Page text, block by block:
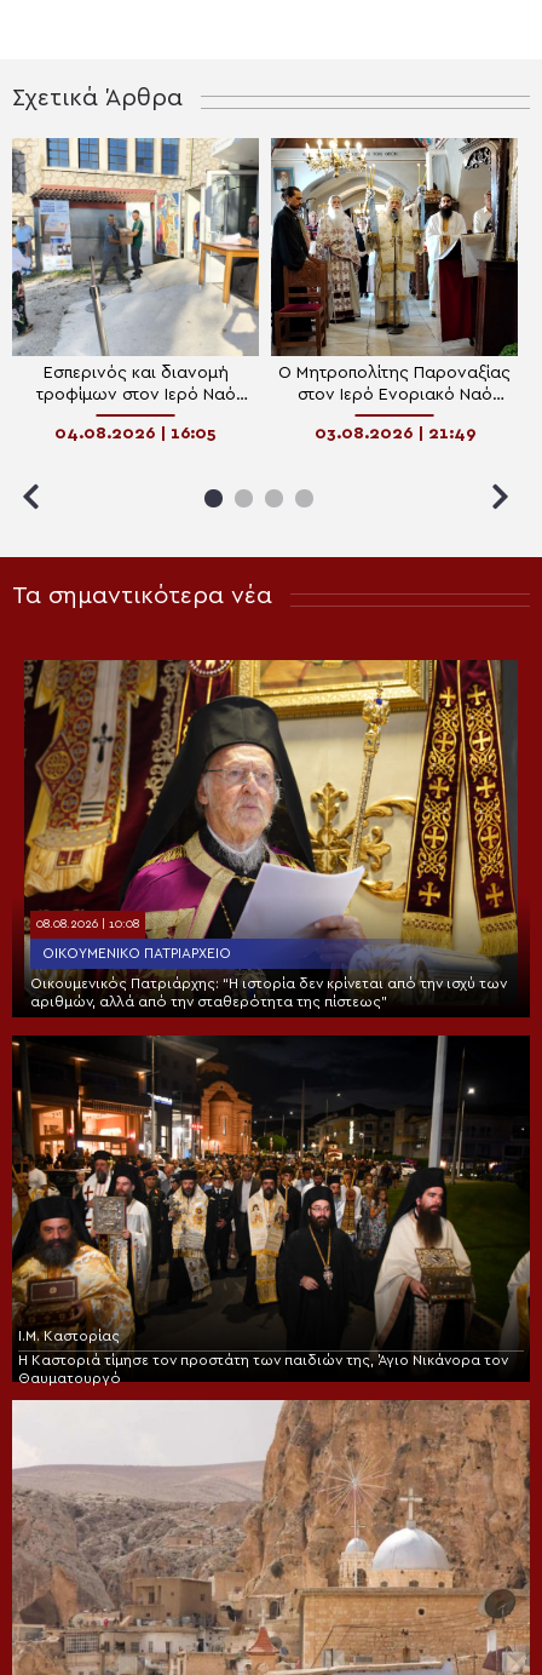
Σχετικά Άρθρα
Εσπερινός και διανομή
τροφίμων στον Ιερό Ναό
Κοιμήσεως της Θεοτόκου
Περιβλέπτου Ιωαννίνων
04.08.2026 | 16:05
Ο Μητροπολίτης Παροναξίας
στον Ιερό Ενοριακό Ναό
Κοιμήσεως της Θεοτόκου
Βίβλου Νάξου
03.08.2026 | 21:49
Τα σημαντικότερα νέα
08.08.2026 | 10:08
ΟΙΚΟΥΜΕΝΙΚΌ ΠΑΤΡΙΑΡΧΕΊΟ
Οικουμενικός Πατριάρχης: “Η ιστορία δεν κρίνεται από την ισχύ των
αριθμών, αλλά από την σταθερότητα της πίστεως”
Ι.Μ. Καστορίας
Η Καστοριά τίμησε τον προστάτη των παιδιών της, Άγιο Νικάνορα τον
Θαυματουργό